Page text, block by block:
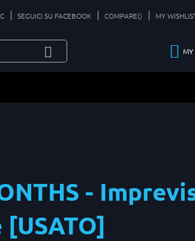
SEGUICI SU FACEBOOK COMPARE() MY
MY
-